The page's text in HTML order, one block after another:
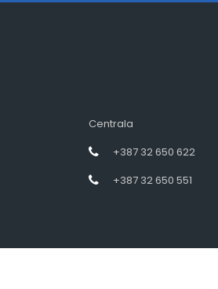
Centrala
+387 32 650 622
+387 32 650 551